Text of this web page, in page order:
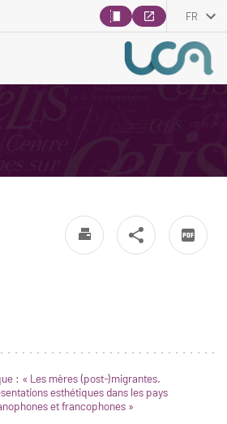
FR
: « Les mères (post-)migrantes.
esthétiques dans les pays
et francophones »